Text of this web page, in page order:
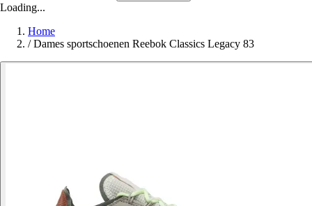
Loading...
Home
/ Dames sportschoenen Reebok Classics Legacy 83